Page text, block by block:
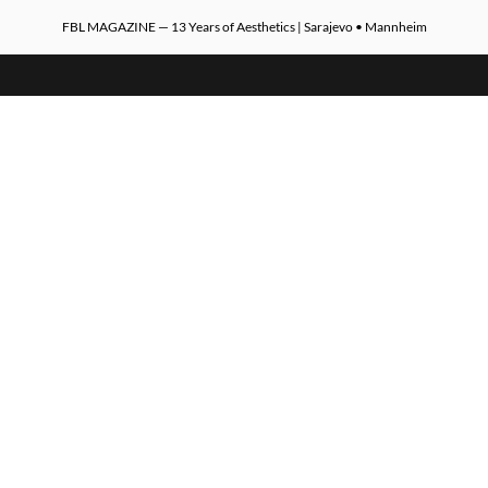
FBL MAGAZINE — 13 Years of Aesthetics | Sarajevo • Mannheim